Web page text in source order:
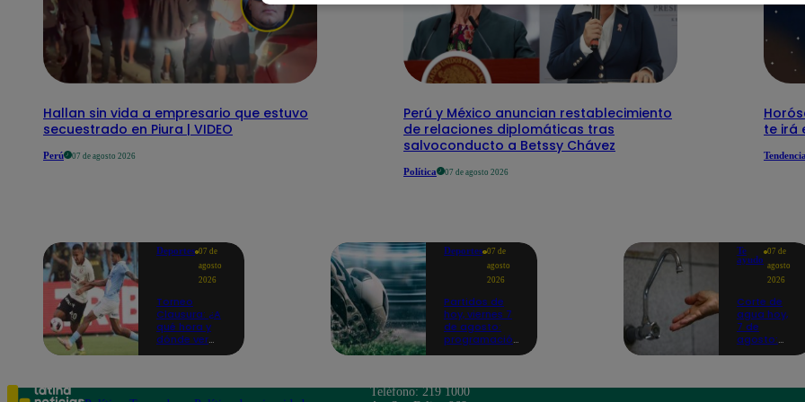
Hallan sin vida a empresario que estuvo
secuestrado en Piura | VIDEO
Perú 07 de agosto 2026
Perú y México anuncian restablecimiento
de relaciones diplomáticas tras
salvoconducto a Betssy Chávez
Política 07 de agosto 2026
te irá
Deportes 07 de
agosto
2026
Torneo
Clausura: ¿A
qué hora y
dónde ver
fecha 4?
Deportes 07 de
agosto
2026
Partidos de
hoy, viernes 7
de agosto:
programación
Te
ayudo
07 de
agosto
2026
Corte de
agua hoy,
7 de
agosto:
sin el
Teléfono: 219 1000